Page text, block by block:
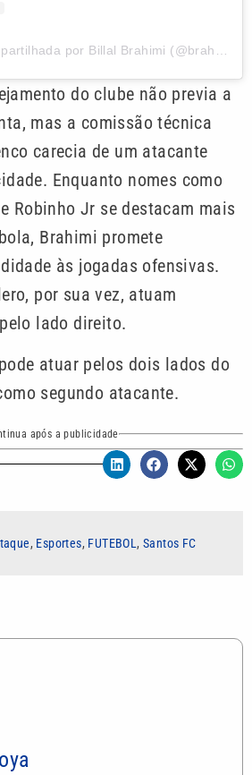
do clube não previa a
mas a comissão técnica
carecia de um atacante
Enquanto nomes como
Robinho Jr se destacam mais
Brahimi promete
às jogadas ofensivas.
por sua vez, atuam
lado direito.
atuar pelos dois lados do
segundo atacante.
após a publicidade
, Esportes, FUTEBOL ,Santos FC